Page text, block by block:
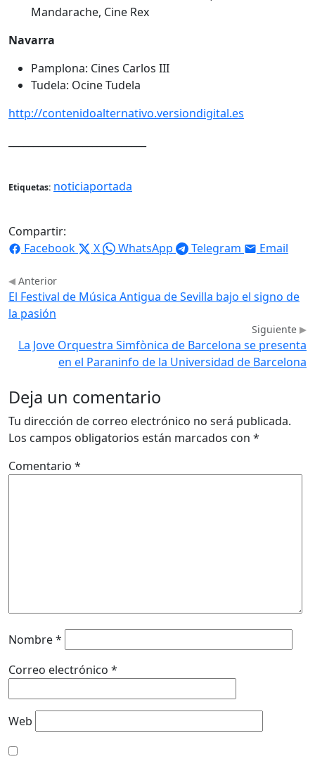
Mandarache, Cine Rex
Navarra
Pamplona: Cines Carlos III
Tudela: Ocine Tudela
http://contenidoalternativo.versiondigital.es
Etiquetas: noticiaportada
Compartir:
Facebook
X WhatsApp Telegram Email
Anterior
El Festival de Música Antigua de Sevilla bajo el signo de
la pasión
Siguiente
La Jove Orquestra Simfònica de Barcelona se presenta
en el Paraninfo de la Universidad de Barcelona
Deja un comentario
Tu dirección de correo electrónico no será publicada.
Los campos obligatorios están marcados con *
Comentario *
Nombre*
Correo electrónico *
Web